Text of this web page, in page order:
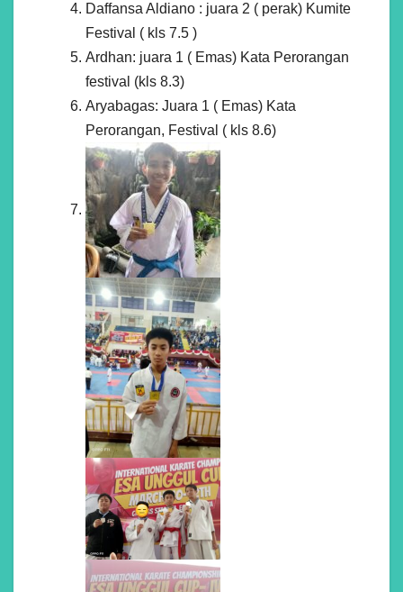
Daffansa Aldiano : juara 2 ( perak) Kumite
Festival ( kls 7.5 )
Ardhan: juara 1 ( Emas) Kata Perorangan
festival (kls 8.3)
Aryabagas: Juara 1 ( Emas) Kata
Perorangan, Festival ( kls 8.6)